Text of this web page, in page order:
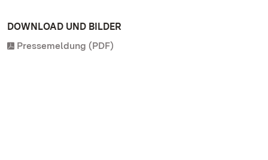
DOWNLOAD UND BILDER
Pressemeldung (PDF)